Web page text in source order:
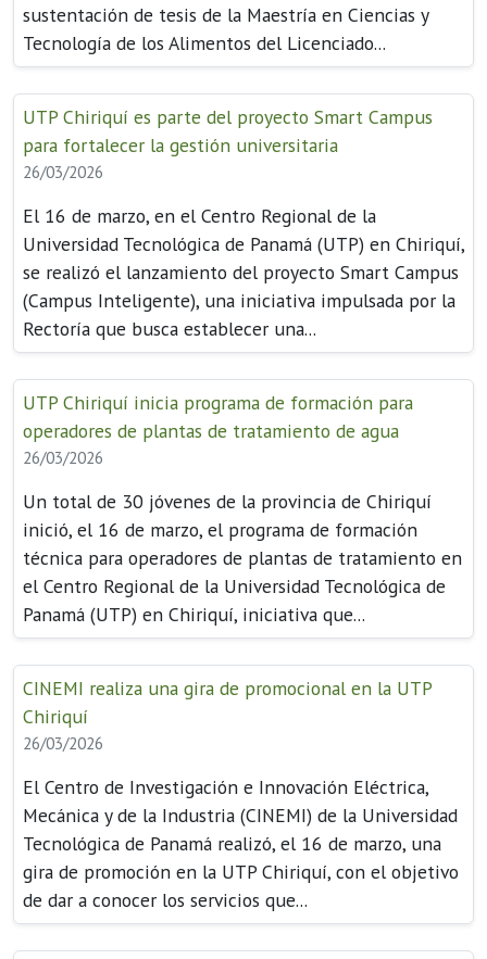
sustentación de tesis de la Maestría en Ciencias y
Tecnología de los Alimentos del Licenciado...
UTP Chiriquí es parte del proyecto Smart Campus
para fortalecer la gestión universitaria
26/03/2026
El 16 de marzo, en el Centro Regional de la
Universidad Tecnológica de Panamá (UTP) en Chiriquí,
se realizó el lanzamiento del proyecto Smart Campus
(Campus Inteligente), una iniciativa impulsada por la
Rectoría que busca establecer una...
UTP Chiriquí inicia programa de formación para
operadores de plantas de tratamiento de agua
26/03/2026
Un total de 30 jóvenes de la provincia de Chiriquí
inició, el 16 de marzo, el programa de formación
técnica para operadores de plantas de tratamiento en
el Centro Regional de la Universidad Tecnológica de
Panamá (UTP) en Chiriquí, iniciativa que...
CINEMI realiza una gira de promocional en la UTP
Chiriquí
26/03/2026
El Centro de Investigación e Innovación Eléctrica,
Mecánica y de la Industria (CINEMI) de la Universidad
Tecnológica de Panamá realizó, el 16 de marzo, una
gira de promoción en la UTP Chiriquí, con el objetivo
de dar a conocer los servicios que...